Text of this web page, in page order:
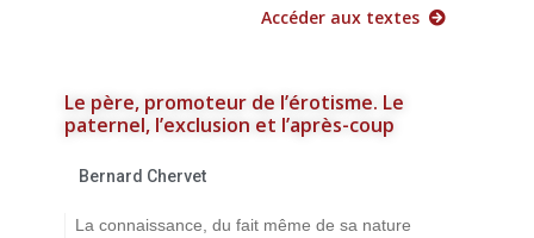
Accéder aux textes
Le père, promoteur de l’érotisme. Le
paternel, l’exclusion et l’après-coup
Bernard Chervet
La connaissance, du fait même de sa nature